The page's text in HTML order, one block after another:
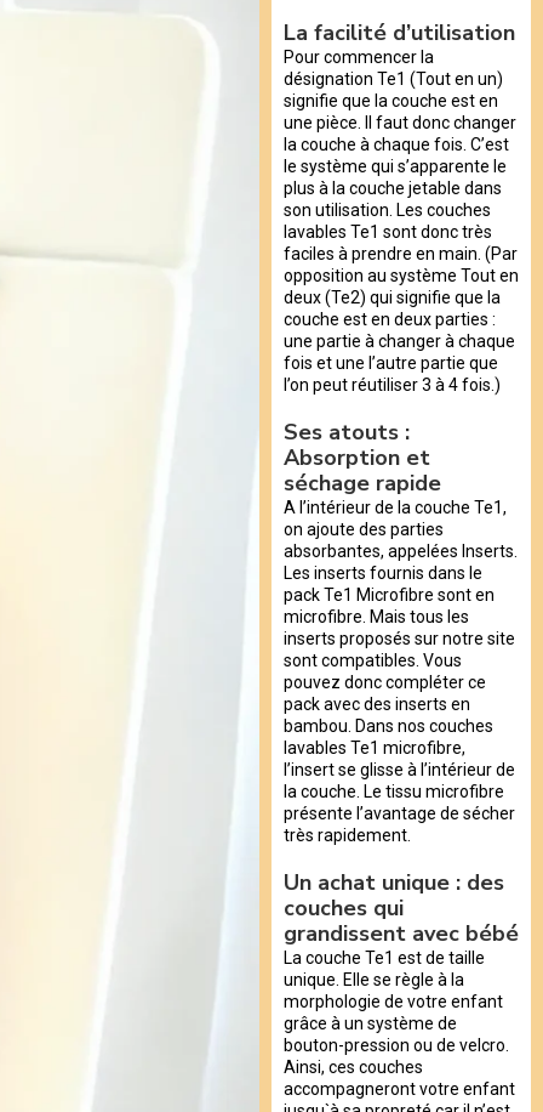
La facilité d’utilisation
Pour commencer la
désignation Te1 (Tout en un)
signifie que la couche est en
une pièce. Il faut donc changer
la couche à chaque fois. C’est
le système qui s’apparente le
plus à la couche jetable dans
son utilisation. Les couches
lavables Te1 sont donc très
faciles à prendre en main. (Par
opposition au système Tout en
deux (Te2) qui signifie que la
couche est en deux parties :
une partie à changer à chaque
fois et une l’autre partie que
l’on peut réutiliser 3 à 4 fois.)
Ses atouts :
Absorption et
séchage rapide
A l’intérieur de la couche Te1,
on ajoute des parties
absorbantes, appelées Inserts.
Les inserts fournis dans le
pack Te1 Microfibre sont en
microfibre. Mais tous les
inserts proposés sur notre site
sont compatibles. Vous
pouvez donc compléter ce
pack avec des inserts en
bambou. Dans nos couches
lavables Te1 microfibre,
l’insert se glisse à l’intérieur de
la couche. Le tissu microfibre
présente l’avantage de sécher
très rapidement.
Un achat unique : des
couches qui
grandissent avec bébé
La couche Te1 est de taille
unique. Elle se règle à la
morphologie de votre enfant
grâce à un système de
bouton-pression ou de velcro.
Ainsi, ces couches
accompagneront votre enfant